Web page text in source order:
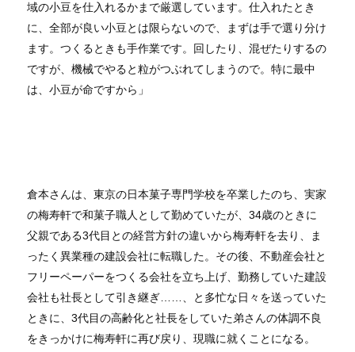
域の小豆を仕入れるかまで厳選しています。仕入れたとき
に、全部が良い小豆とは限らないので、まずは手で選り分け
ます。つくるときも手作業です。回したり、混ぜたりするの
ですが、機械でやると粒がつぶれてしまうので。特に最中
は、小豆が命ですから」
倉本さんは、東京の日本菓子専門学校を卒業したのち、実家
の梅寿軒で和菓子職人として勤めていたが、34歳のときに
父親である3代目との経営方針の違いから梅寿軒を去り、ま
ったく異業種の建設会社に転職した。その後、不動産会社と
フリーペーパーをつくる会社を立ち上げ、勤務していた建設
会社も社長として引き継ぎ……、と多忙な日々を送っていた
ときに、3代目の高齢化と社長をしていた弟さんの体調不良
をきっかけに梅寿軒に再び戻り、現職に就くことになる。